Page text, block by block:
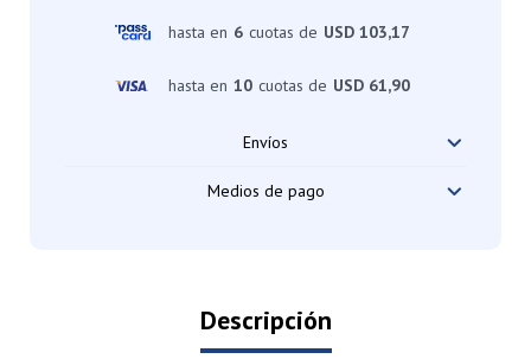
hasta en 6 cuotas de USD 103,17
hasta en 10 cuotas de USD 61,90
Envíos
Medios de pago
Descripción